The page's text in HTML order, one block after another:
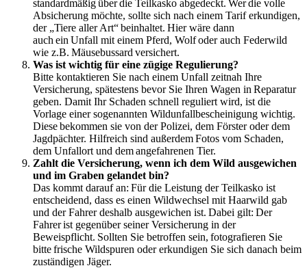
standardmäßig über die Teilkasko abgedeckt. Wer die volle
Absicherung möchte, sollte sich nach einem Tarif erkundigen,
der „Tiere aller Art“ beinhaltet. Hier wäre dann
auch ein Unfall mit einem Pferd, Wolf oder auch Federwild
wie z.B. Mäusebussard versichert.
Was ist wichtig für eine zügige Regulierung?
Bitte kontaktieren Sie nach einem Unfall zeitnah Ihre
Versicherung, spätestens bevor Sie Ihren Wagen in Reparatur
geben. Damit Ihr Schaden schnell reguliert wird, ist die
Vorlage einer sogenannten Wildunfallbescheinigung wichtig.
Diese bekommen sie von der Polizei, dem Förster oder dem
Jagdpächter. Hilfreich sind außerdem Fotos vom Schaden,
dem Unfallort und dem angefahrenen Tier.
Zahlt die Versicherung, wenn ich dem Wild ausgewichen
und im Graben gelandet bin?
Das kommt darauf an: Für die Leistung der Teilkasko ist
entscheidend, dass es einen Wildwechsel mit Haarwild gab
und der Fahrer deshalb ausgewichen ist. Dabei gilt: Der
Fahrer ist gegenüber seiner Versicherung in der
Beweispflicht. Sollten Sie betroffen sein, fotografieren Sie
bitte frische Wildspuren oder erkundigen Sie sich danach beim
zuständigen Jäger.